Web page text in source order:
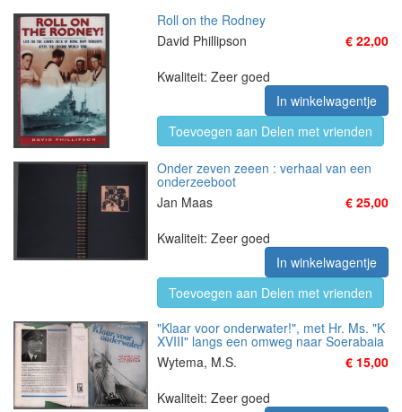
Roll on the Rodney
David Phillipson
€ 22,00
Kwaliteit: Zeer goed
In winkelwagentje
Toevoegen aan Delen met vrienden
Onder zeven zeeen : verhaal van een
onderzeeboot
Jan Maas
€ 25,00
Kwaliteit: Zeer goed
In winkelwagentje
Toevoegen aan Delen met vrienden
"Klaar voor onderwater!", met Hr. Ms. "K
XVIII" langs een omweg naar Soerabaia
Wytema, M.S.
€ 15,00
Kwaliteit: Zeer goed